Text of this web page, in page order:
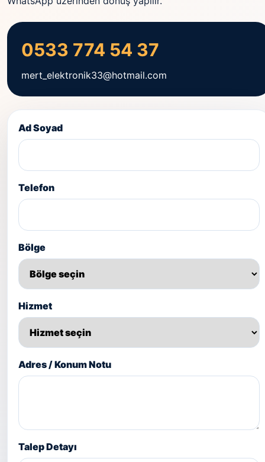
0533 774 54 37
mert_elektronik33@hotmail.com
Ad Soyad
Telefon
Bölge
Hizmet
Adres / Konum Notu
Talep Detayı